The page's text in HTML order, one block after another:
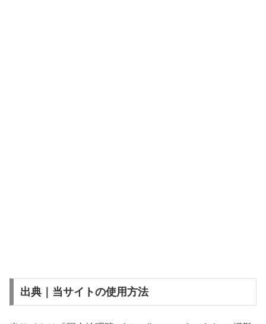
出典｜当サイトの使用方法